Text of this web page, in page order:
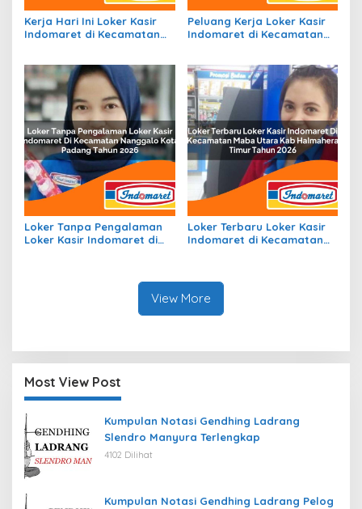
Kerja Hari Ini Loker Kasir
Indomaret di Kecamatan
Peluang Kerja Loker Kasir
Indomaret di Kecamatan
Loker Tanpa Pengalaman
Loker Kasir Indomaret di
Loker Terbaru Loker Kasir
Indomaret di Kecamatan
View More
Most View Post
Kumpulan Notasi Gendhing Ladrang
Slendro Manyura Terlengkap
4102 Dilihat
Kumpulan Notasi Gendhing Ladrang Pelog